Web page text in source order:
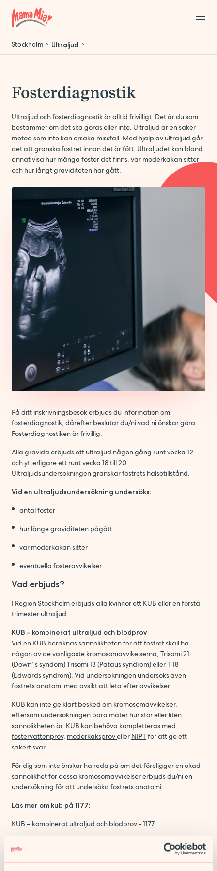
Stockholm Ultraljud
Fosterdiagnostik
Ultraljud och fosterdiagnostik är alltid frivilligt. Det är du som
bestämmer om det ska göras eller inte. Ultraljud är en säker
metod som inte kan orsaka missfall. Med hjälp av ultraljud går
det att granska fostret innan det är fött. Ultraljudet kan bland
annat visa hur många foster det finns, var moderkakan sitter
och hur långt graviditeten har gått.
På ditt inskrivningsbesök erbjuds du information om
fosterdiagnostik, därefter beslutar du/ni vad ni önskar göra.
Fosterdiagnostiken är frivillig.
Alla gravida erbjuds ett ultraljud någon gång runt vecka 12
och ytterligare ett runt vecka 18 till 20.
Ultraljudsundersökningen granskar fostrets hälsotillstånd.
Vid en ultraljudsundersökning undersöks:
antal foster
hur länge graviditeten pågått
var moderkakan sitter
eventuella fosteravvikelser
Vad erbjuds?
I Region Stockholm erbjuds alla kvinnor ett KUB eller en första
trimester ultraljud.
KUB – kombinerat ultraljud och blodprov
Vid en KUB beräknas sannolikheten för att fostret skall ha
någon av de vanligaste kromosomavvikelserna, Trisomi 21
(Down´s syndom) Trisomi 13 (Pataus syndrom) eller T 18
(Edwards syndrom). Vid undersökningen undersöks även
fostrets anatomi med avsikt att leta efter avvikelser.
KUB kan inte ge klart besked om kromosomavvikelser,
eftersom undersökningen bara mäter hur stor eller liten
sannolikheten är. KUB kan behöva kompletteras med
fostervattenprov, moderkaksproveller NIPTför att ge ett
säkert svar.
För dig som inte önskar ha reda på om det föreligger en ökad
sannolikhet för dessa kromosomavvikelser erbjuds du/ni en
undersökning för att undersöka fostrets anatomi.
Läs mer om kub på 1177:
KUB – kombinerat ultraljud och blodprov - 1177
NIPT – blodprov som kan visa kromosomavvikelser